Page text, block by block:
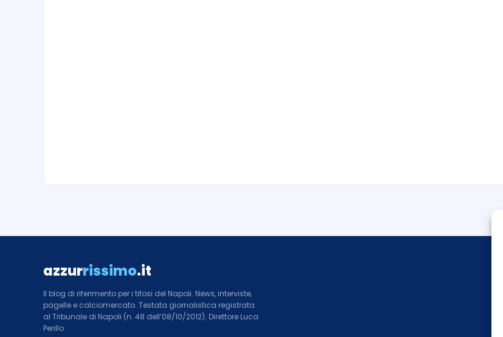
azzurrissimo.it
Il blog di riferimento per i tifosi del Napoli. News, interviste,
pagelle e calciomercato. Testata giornalistica registrata
al Tribunale di Napoli (n. 48 dell’08/10/2012). Direttore Luca
Perillo